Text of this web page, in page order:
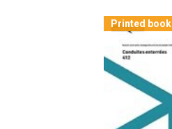
Printed book